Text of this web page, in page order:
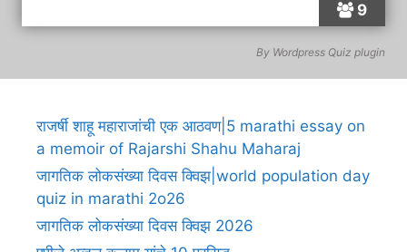
9
By Wordpress Quiz plugin
राजर्षी शाहू महाराजांची एक आठवण|5 marathi essay on
a memoir of Rajarshi Shahu Maharaj
जागतिक लोकसंख्या दिवस क्विझ|world population day
quiz in marathi 2o26
जागतिक लोकसंख्या दिवस क्विझ 2026